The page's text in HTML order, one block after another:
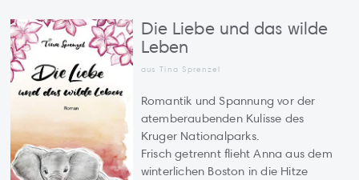
Die Liebe und das wilde
Leben
aus Tina Sprenzel
Romantik und Spannung vor der
atemberaubenden Kulisse des
Kruger Nationalparks.
Frisch getrennt flieht Anna aus dem
winterlichen Boston in die Hitze